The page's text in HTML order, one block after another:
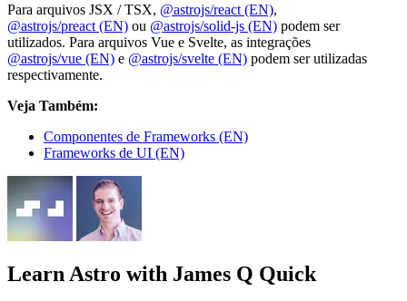
Para arquivos JSX / TSX, @astrojs/react (EN),
@astrojs/preact (EN) ou @astrojs/solid-js (EN) podem ser
utilizados. Para arquivos Vue e Svelte, as integrações
@astrojs/vue (EN) e @astrojs/svelte (EN) podem ser utilizadas
respectivamente.
Veja Também:
Componentes de Frameworks (EN)
Frameworks de UI (EN)
Learn Astro with James Q Quick